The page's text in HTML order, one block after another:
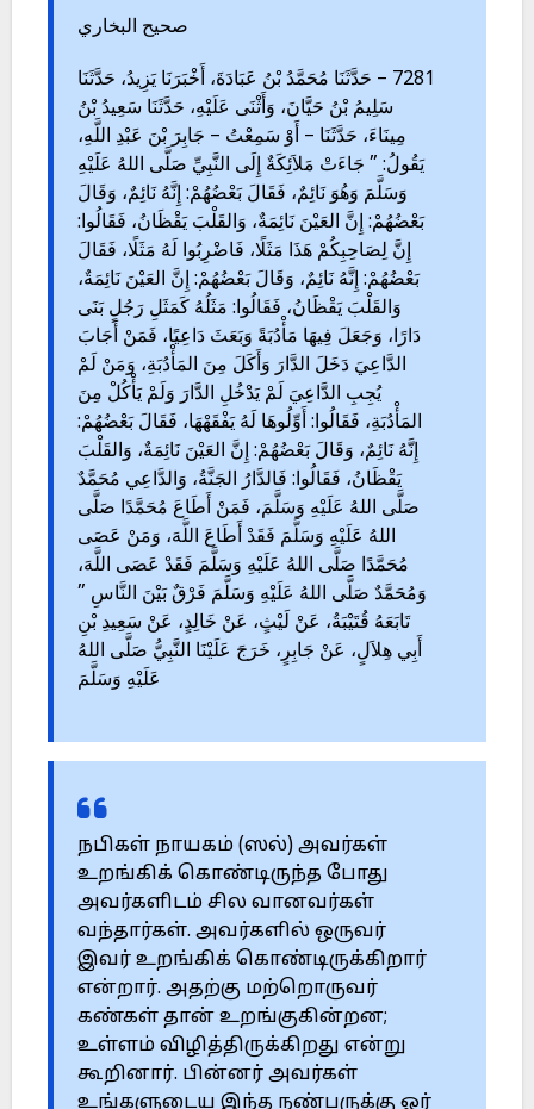
صحيح البخاري
7281 – حَدَّثَنَا مُحَمَّدُ بْنُ عَبَادَةَ، أَخْبَرَنَا يَزِيدُ، حَدَّثَنَا
سَلِيمُ بْنُ حَيَّانَ، وَأَثْنَى عَلَيْهِ، حَدَّثَنَا سَعِيدُ بْنُ
مِينَاءَ، حَدَّثَنَا – أَوْ سَمِعْتُ – جَابِرَ بْنَ عَبْدِ اللَّهِ،
يَقُولُ: ” جَاءَتْ مَلاَئِكَةٌ إِلَى النَّبِيِّ صَلَّى اللهُ عَلَيْهِ
وَسَلَّمَ وَهُوَ نَائِمٌ، فَقَالَ بَعْضُهُمْ: إِنَّهُ نَائِمٌ، وَقَالَ
بَعْضُهُمْ: إِنَّ العَيْنَ نَائِمَةٌ، وَالقَلْبَ يَقْظَانُ، فَقَالُوا:
إِنَّ لِصَاحِبِكُمْ هَذَا مَثَلًا، فَاضْرِبُوا لَهُ مَثَلًا، فَقَالَ
بَعْضُهُمْ: إِنَّهُ نَائِمٌ، وَقَالَ بَعْضُهُمْ: إِنَّ العَيْنَ نَائِمَةٌ،
وَالقَلْبَ يَقْظَانُ، فَقَالُوا: مَثَلُهُ كَمَثَلِ رَجُلٍ بَنَى
دَارًا، وَجَعَلَ فِيهَا مَأْدُبَةً وَبَعَثَ دَاعِيًا، فَمَنْ أَجَابَ
الدَّاعِيَ دَخَلَ الدَّارَ وَأَكَلَ مِنَ المَأْدُبَةِ، وَمَنْ لَمْ
يُجِبِ الدَّاعِيَ لَمْ يَدْخُلِ الدَّارَ وَلَمْ يَأْكُلْ مِنَ
المَأْدُبَةِ، فَقَالُوا: أَوِّلُوهَا لَهُ يَفْقَهْهَا، فَقَالَ بَعْضُهُمْ:
إِنَّهُ نَائِمٌ، وَقَالَ بَعْضُهُمْ: إِنَّ العَيْنَ نَائِمَةٌ، وَالقَلْبَ
يَقْظَانُ، فَقَالُوا: فَالدَّارُ الجَنَّةُ، وَالدَّاعِي مُحَمَّدٌ
صَلَّى اللهُ عَلَيْهِ وَسَلَّمَ، فَمَنْ أَطَاعَ مُحَمَّدًا صَلَّى
اللهُ عَلَيْهِ وَسَلَّمَ فَقَدْ أَطَاعَ اللَّهَ، وَمَنْ عَصَى
مُحَمَّدًا صَلَّى اللهُ عَلَيْهِ وَسَلَّمَ فَقَدْ عَصَى اللَّهَ،
وَمُحَمَّدٌ صَلَّى اللهُ عَلَيْهِ وَسَلَّمَ فَرْقٌ بَيْنَ النَّاسِ ”
تَابَعَهُ قُتَيْبَةُ، عَنْ لَيْثٍ، عَنْ خَالِدٍ، عَنْ سَعِيدِ بْنِ
أَبِي هِلاَلٍ، عَنْ جَابِرٍ، خَرَجَ عَلَيْنَا النَّبِيُّ صَلَّى اللهُ
عَلَيْهِ وَسَلَّمَ
நபிகள் நாயகம் (ஸல்) அவர்கள்
உறங்கிக் கொண்டிருந்த போது
அவர்களிடம் சில வானவர்கள்
வந்தார்கள். அவர்களில் ஒருவர்
இவர் உறங்கிக் கொண்டிருக்கிறார்
என்றார். அதற்கு மற்றொருவர்
கண்கள் தான் உறங்குகின்றன;
உள்ளம் விழித்திருக்கிறது என்று
கூறினார். பின்னர் அவர்கள்
உங்களுடைய இந்த நண்பருக்கு ஓர்